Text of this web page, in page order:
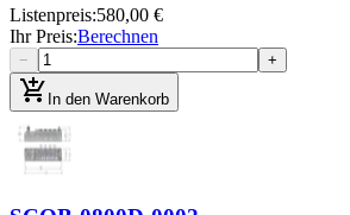
Listenpreis:580,00 €
Ihr Preis:Berechnen
− +
add_shopping_cart In den Warenkorb